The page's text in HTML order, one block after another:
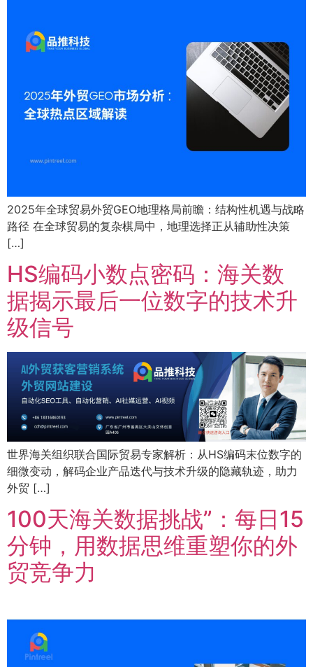
2025年全球贸易外贸GEO地理格局前瞻：结构性机遇与战略
路径 在全球贸易的复杂棋局中，地理选择正从辅助性决策
[…]
HS编码小数点密码：海关数
据揭示最后一位数字的技术升
级信号
世界海关组织联合国际贸易专家解析：从HS编码末位数字的
细微变动，解码企业产品迭代与技术升级的隐藏轨迹，助力
外贸 […]
100天海关数据挑战”：每日15
分钟，用数据思维重塑你的外
贸竞争力